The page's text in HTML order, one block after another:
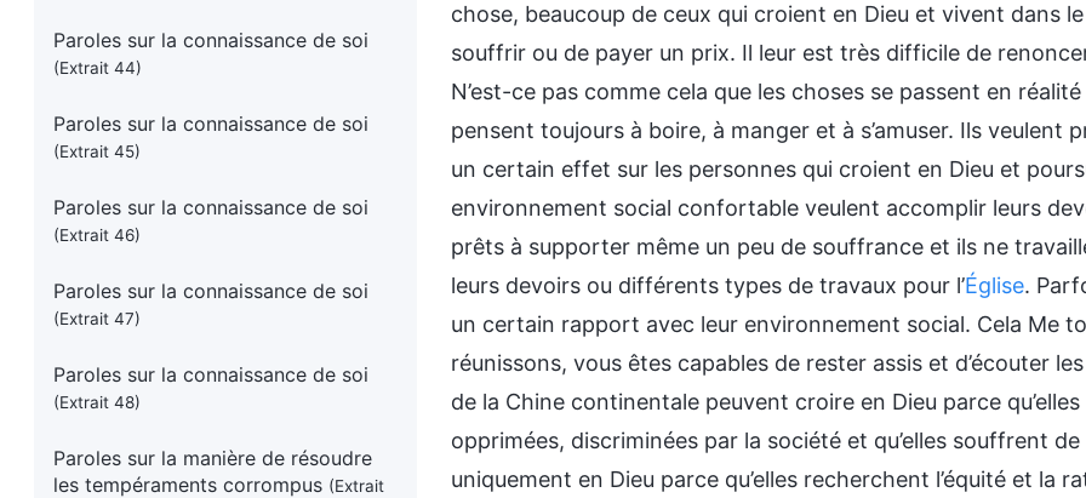
Paroles sur la connaissance de soi
(Extrait 44)
Paroles sur la connaissance de soi
(Extrait 45)
Paroles sur la connaissance de soi
(Extrait 46)
Paroles sur la connaissance de soi
(Extrait 47)
Paroles sur la connaissance de soi
(Extrait 48)
Paroles sur la manière de résoudre
les tempéraments corrompus (Extrait
chose, beaucoup de ceux qui croient en Dieu et vivent dans
souffrir ou de payer un prix. Il leur est très difficile de
N’est-ce pas comme cela que les choses se passent en
pensent toujours à boire, à manger et à s’amuser. Ils veulent
un certain effet sur les personnes qui croient en Dieu et
environnement social confortable veulent accomplir leurs
prêts à supporter même un peu de souffrance et ils ne
leurs devoirs ou différents types de travaux pour l’Église.
un certain rapport avec leur environnement social. Cela Me
réunissons, vous êtes capables de rester assis et d’écouter
de la Chine continentale peuvent croire en Dieu parce
opprimées, discriminées par la société et qu’elles souffrent
uniquement en Dieu parce qu’elles recherchent l’équité et la